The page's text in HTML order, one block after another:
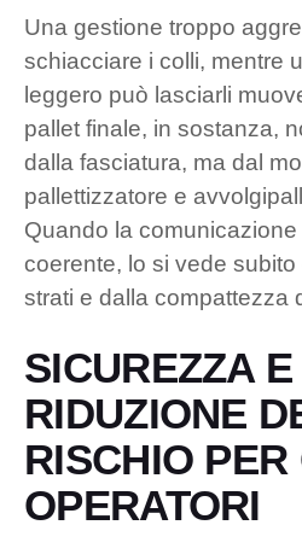
Una gestione troppo
schiacciare i colli, mentre
leggero può lasciarli
pallet finale, in sostanza,
dalla fasciatura, ma dal
pallettizzatore e
Quando la
coerente, lo si vede
strati e dalla compattezza
SICUREZZA E
RIDUZIONE
RISCHIO PER
OPERATORI